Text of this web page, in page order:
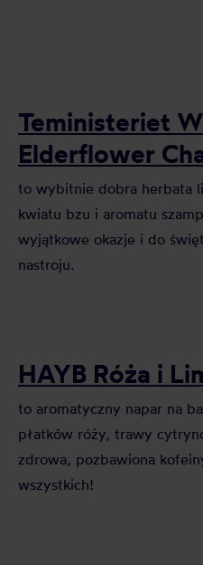
Teministeriet
Elderflower
to wybitnie dobra herbata
kwiatu bzu i aromatu
wyjątkowe okazje i do
nastroju.
HAYB Róża i
to aromatyczny napar na
płatków róży, trawy
zdrowa, pozbawiona
wszystkich!